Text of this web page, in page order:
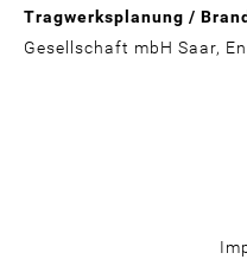
Tragwerksplanung /
Gesellschaft mbH Saar,